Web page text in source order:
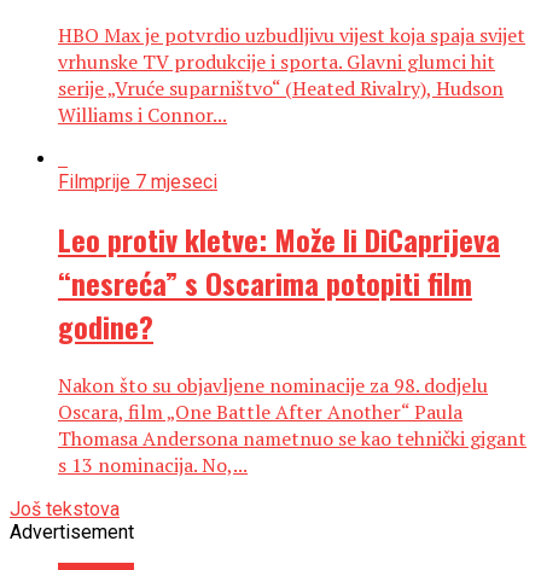
HBO Max je potvrdio uzbudljivu vijest koja spaja svijet
vrhunske TV produkcije i sporta. Glavni glumci hit
serije „Vruće suparništvo“ (Heated Rivalry), Hudson
Williams i Connor...
Filmprije 7 mjeseci
Leo protiv kletve: Može li DiCaprijeva
“nesreća” s Oscarima potopiti film
godine?
Nakon što su objavljene nominacije za 98. dodjelu
Oscara, film „One Battle After Another“ Paula
Thomasa Andersona nametnuo se kao tehnički gigant
s 13 nominacija. No,...
Još tekstova
Advertisement